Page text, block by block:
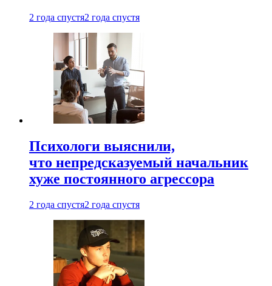
2 года спустя2 года спустя
Психологи выяснили,
что непредсказуемый начальник
хуже постоянного агрессора
2 года спустя2 года спустя